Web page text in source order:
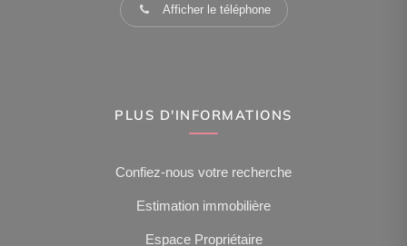
Afficher le téléphone
PLUS D'INFORMATIONS
Confiez-nous votre recherche
Estimation immobilière
Espace Propriétaire